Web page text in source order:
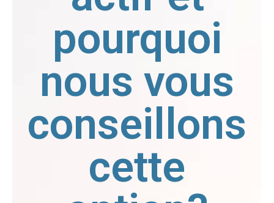
pourquoi
nous vous
conseillons
cette